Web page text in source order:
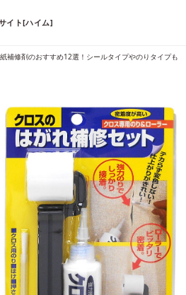
イト[ハイム]
補修剤のおすすめ12選！シールタイプやのりタイプも